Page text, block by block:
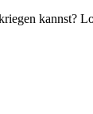
kannst?